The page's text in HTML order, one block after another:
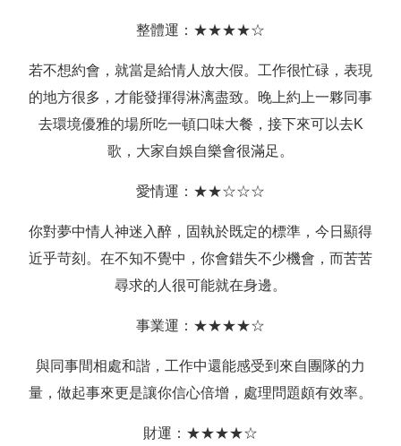
整體運：★★★★☆
若不想約會，就當是給情人放大假。工作很忙碌，表現
的地方很多，才能發揮得淋漓盡致。晚上約上一夥同事
去環境優雅的場所吃一頓口味大餐，接下來可以去K
歌，大家自娛自樂會很滿足。
愛情運：★★☆☆☆
你對夢中情人神迷入醉，固執於既定的標準，今日顯得
近乎苛刻。在不知不覺中，你會錯失不少機會，而苦苦
尋求的人很可能就在身邊。
事業運：★★★★☆
與同事間相處和諧，工作中還能感受到來自團隊的力
量，做起事來更是讓你信心倍增，處理問題頗有效率。
財運：★★★★☆